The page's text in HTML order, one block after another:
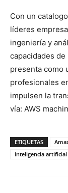
Con un
líderes
ingeniería y
capacidades de
presenta como
profesionales
impulsen la
vía: AWS
ETIQUETAS
inteligencia artificial